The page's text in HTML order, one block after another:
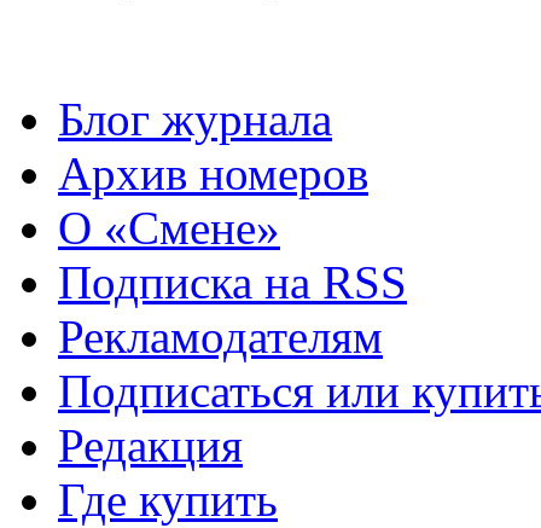
Блог журнала
Архив номеров
О «Смене»
Подписка на RSS
Рекламодателям
Подписаться или
Редакция
Где купить